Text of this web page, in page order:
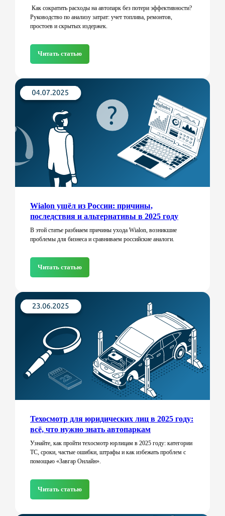
Как сократить расходы на автопарк без потери эффективности?
Руководство по анализу затрат: учет топлива, ремонтов,
простоев и скрытых издержек.
Читать статью
Wialon ушёл из России: причины,
последствия и альтернативы в 2025 году
В этой статье разбиаем причины ухода Wialon, возникшие
проблемы для бизнеса и сравниваем российские аналоги.
Читать статью
Техосмотр для юридических лиц в 2025 году:
всё, что нужно знать автопаркам
Узнайте, как пройти техосмотр юрлицам в 2025 году: категории
ТС, сроки, частые ошибки, штрафы и как избежать проблем с
помощью «Завгар Онлайн».
Читать статью